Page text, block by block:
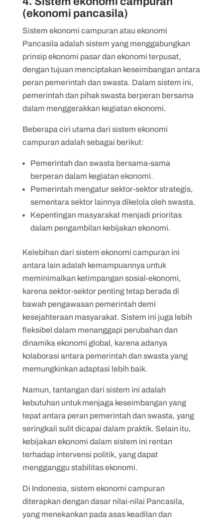
(ekonomi pancasila)
Sistem ekonomi campuran atau ekonomi
Pancasila adalah sistem yang menggabungkan
prinsip ekonomi pasar dan ekonomi terpusat,
dengan tujuan menciptakan keseimbangan antara
peran pemerintah dan swasta. Dalam sistem ini,
pemerintah dan pihak swasta berperan bersama
dalam menggerakkan kegiatan ekonomi.
Beberapa ciri utama dari sistem ekonomi
campuran adalah sebagai berikut:
Pemerintah dan swasta bersama-sama
berperan dalam kegiatan ekonomi.
Pemerintah mengatur sektor-sektor strategis,
sementara sektor lainnya dikelola oleh swasta.
Kepentingan masyarakat menjadi prioritas
dalam pengambilan kebijakan ekonomi.
Kelebihan dari sistem ekonomi campuran ini
antara lain adalah kemampuannya untuk
meminimalkan ketimpangan sosial-ekonomi,
karena sektor-sektor penting tetap berada di
bawah pengawasan pemerintah demi
kesejahteraan masyarakat. Sistem ini juga lebih
fleksibel dalam menanggapi perubahan dan
dinamika ekonomi global, karena adanya
kolaborasi antara pemerintah dan swasta yang
memungkinkan adaptasi lebih baik.
Namun, tantangan dari sistem ini adalah
kebutuhan untuk menjaga keseimbangan yang
tepat antara peran pemerintah dan swasta, yang
seringkali sulit dicapai dalam praktik. Selain itu,
kebijakan ekonomi dalam sistem ini rentan
terhadap intervensi politik, yang dapat
mengganggu stabilitas ekonomi.
Di Indonesia, sistem ekonomi campuran
diterapkan dengan dasar nilai-nilai Pancasila,
yang menekankan pada asas keadilan dan